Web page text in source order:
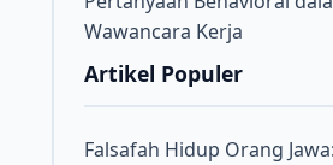
Wawancara Kerja
Artikel Populer
Falsafah Hidup Orang Jawa: